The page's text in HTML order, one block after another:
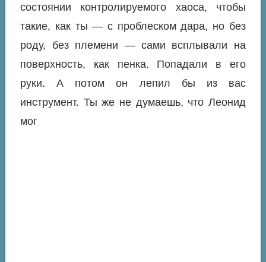
состоянии контролируемого хаоса, чтобы
такие, как ты — с проблеском дара, но без
роду, без племени — сами всплывали на
поверхность, как пенка. Попадали в его
руки. А потом он лепил бы из вас
инструмент. Ты же не думаешь, что Леонид
мог